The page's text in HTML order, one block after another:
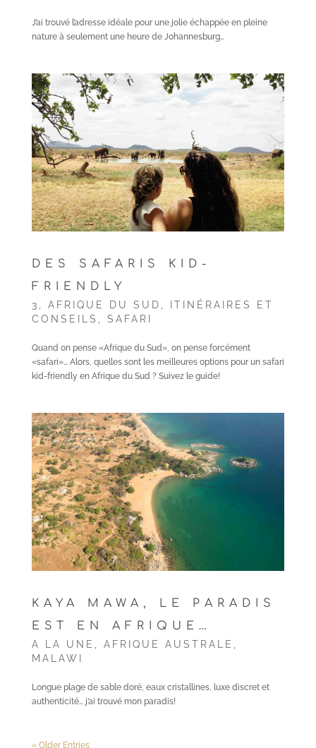
J’ai trouvé l’adresse idéale pour une jolie échappée en pleine
nature à seulement une heure de Johannesburg…
DES SAFARIS KID-
FRIENDLY
3 AFRIQUE DU SUD
ITINÉRAIRES ET
CONSEILS
SAFARI
Quand on pense «Afrique du Sud», on pense forcément
«safari»… Alors, quelles sont les meilleures options pour un safari
kid-friendly en Afrique du Sud ? Suivez le guide!
KAYA MAWA, LE PARADIS
EST EN AFRIQUE…
A LA UNE AFRIQUE AUSTRALE
MALAWI
Longue plage de sable doré, eaux cristallines, luxe discret et
authenticité… j’ai trouvé mon paradis!
« Older Entries